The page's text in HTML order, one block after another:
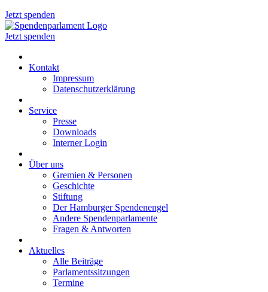
Jetzt spenden
Jetzt spenden
Kontakt
Impressum
Datenschutzerklärung
Service
Presse
Downloads
Interner Login
Über uns
Gremien & Personen
Geschichte
Stiftung
Der Hamburger Spendenengel
Andere Spendenparlamente
Fragen & Antworten
Aktuelles
Alle Beiträge
Parlamentssitzungen
Termine